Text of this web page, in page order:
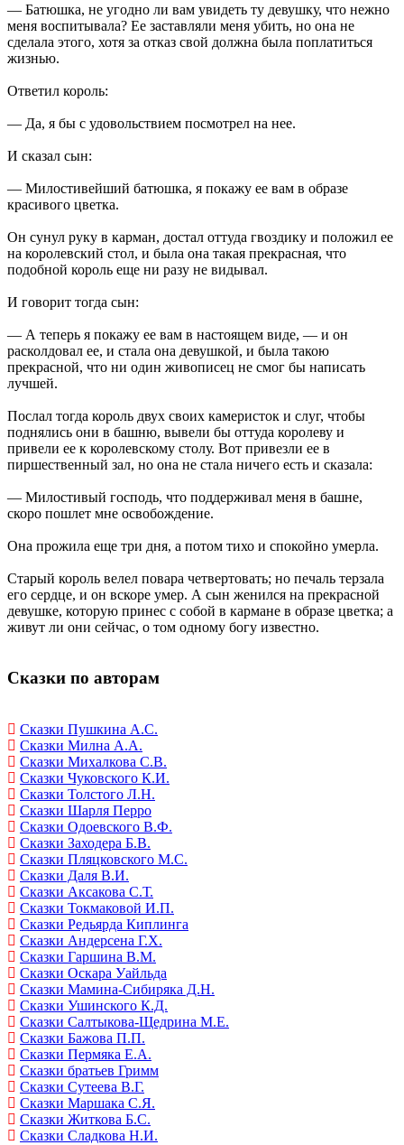
— Батюшка, не угодно ли вам увидеть ту девушку, что нежно
меня воспитывала? Ее заставляли меня убить, но она не
сделала этого, хотя за отказ свой должна была поплатиться
жизнью.
Ответил король:
— Да, я бы с удовольствием посмотрел на нее.
И сказал сын:
— Милостивейший батюшка, я покажу ее вам в образе
красивого цветка.
Он сунул руку в карман, достал оттуда гвоздику и положил ее
на королевский стол, и была она такая прекрасная, что
подобной король еще ни разу не видывал.
И говорит тогда сын:
— А теперь я покажу ее вам в настоящем виде, — и он
расколдовал ее, и стала она девушкой, и была такою
прекрасной, что ни один живописец не смог бы написать
лучшей.
Послал тогда король двух своих камеристок и слуг, чтобы
поднялись они в башню, вывели бы оттуда королеву и
привели ее к королевскому столу. Вот привезли ее в
пиршественный зал, но она не стала ничего есть и сказала:
— Милостивый господь, что поддерживал меня в башне,
скоро пошлет мне освобождение.
Она прожила еще три дня, а потом тихо и спокойно умерла.
Старый король велел повара четвертовать; но печаль терзала
его сердце, и он вскоре умер. А сын женился на прекрасной
девушке, которую принес с собой в кармане в образе цветка; а
живут ли они сейчас, о том одному богу известно.
Сказки по авторам
Сказки Пушкина А.С.
Сказки Милна А.А.
Сказки Михалкова С.В.
Сказки Чуковского К.И.
Сказки Толстого Л.Н.
Сказки Шарля Перро
Сказки Одоевского В.Ф.
Сказки Заходера Б.В.
Сказки Пляцковского М.С.
Сказки Даля В.И.
Сказки Аксакова С.Т.
Сказки Токмаковой И.П.
Сказки Редьярда Киплинга
Сказки Андерсена Г.Х.
Сказки Гаршина В.М.
Сказки Оскара Уайльда
Сказки Мамина-Сибиряка Д.Н.
Сказки Ушинского К.Д.
Сказки Салтыкова-Щедрина М.Е.
Сказки Бажова П.П.
Сказки Пермяка Е.А.
Сказки братьев Гримм
Сказки Сутеева В.Г.
Сказки Маршака С.Я.
Сказки Житкова Б.С.
Сказки Сладкова Н.И.